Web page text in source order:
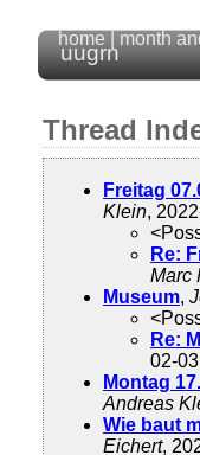
uugrn
home month
Thread
Freitag
Klein,
Re:
Marc
Museum,
Re:
02-
Montag
Andreas
Wie baut
Eichert,